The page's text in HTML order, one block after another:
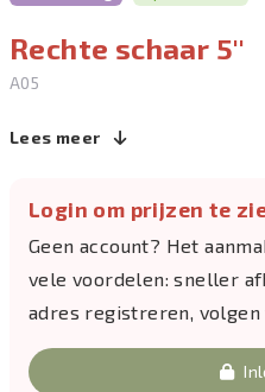
Rechte schaar 5''
A05
Lees meer
Login om prijzen te
Geen account? Het
vele voordelen: sneller
adres registreren,